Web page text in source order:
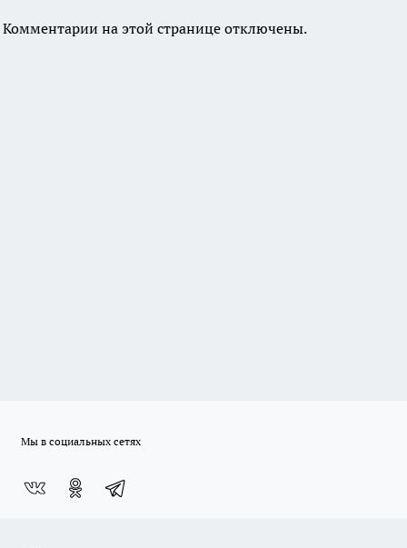
Комментарии на этой странице отключены.
Мы в социальных сетях